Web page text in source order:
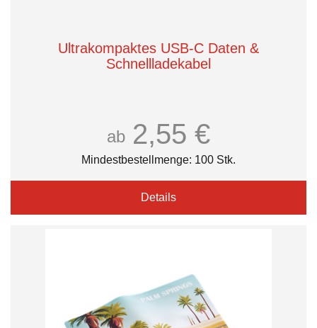
Ultrakompaktes USB-C Daten &
Schnellladekabel
ab 2,55 €
Mindestbestellmenge: 100 Stk.
Details